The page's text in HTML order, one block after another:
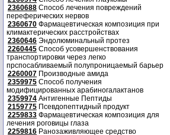
2360688 Способ лечения повреждений
переферических нервов
2360670 Фармацевтическая композиция при
климактерических расстройствах
2360646 Эндолюминальный протез
2260445 Способ усовершенствования
транспортировки через легко
прспосабливаемый полупроницаемый барьер
2260007 Производные амида
2359975 Способ получения
модифицированных арабиногалактанов
2359974 Антигенные Пептиды
2159775 Псевдопептидный продукт
2259833 Фармацевтическая композиция для
лечения роговицы глаза
2259816 Ранозаживляющее средство